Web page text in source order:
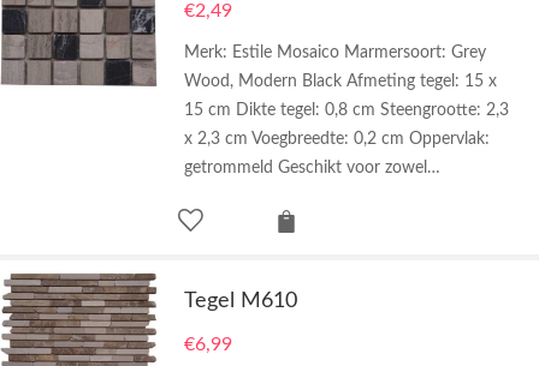
€2,49
Merk: Estile Mosaico Marmersoort: Grey
Wood, Modern Black Afmeting tegel: 15 x
15 cm Dikte tegel: 0,8 cm Steengrootte: 2,3
x 2,3 cm Voegbreedte: 0,2 cm Oppervlak:
getrommeld Geschikt voor zowel…
Tegel M610
€6,99